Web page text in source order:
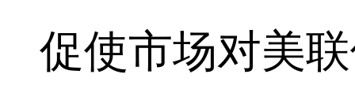
促使市场对美